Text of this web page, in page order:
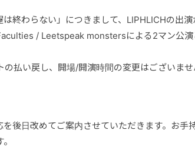
終わらない」につきまして、LIPHLICHの出
/ Leetspeak monstersによる2マン公
払い戻し、開場/開演時間の変更はございませ
後日改めてご案内させていただきます。お手